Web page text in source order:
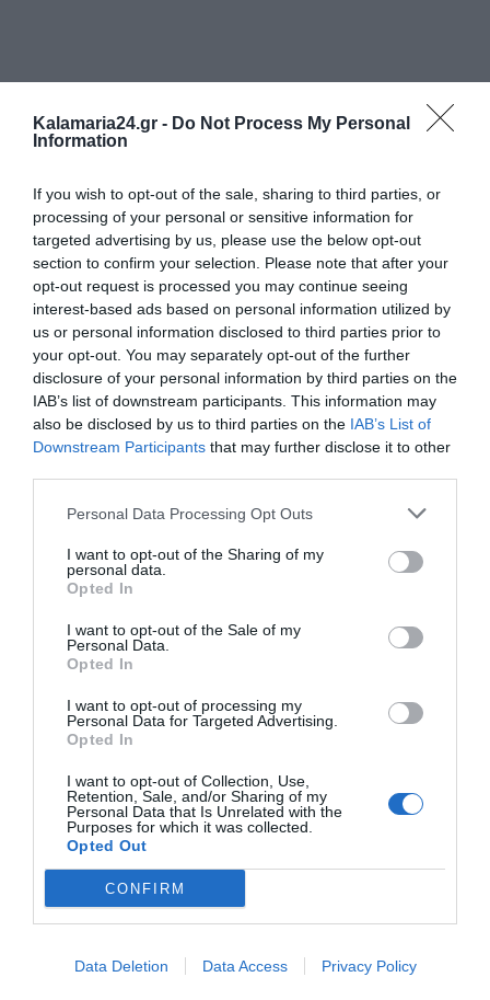
Kalamaria24.gr - Do Not Process My Personal
Information
If you wish to opt-out of the sale, sharing to third parties, or
processing of your personal or sensitive information for
targeted advertising by us, please use the below opt-out
section to confirm your selection. Please note that after your
opt-out request is processed you may continue seeing
interest-based ads based on personal information utilized by
us or personal information disclosed to third parties prior to
your opt-out. You may separately opt-out of the further
disclosure of your personal information by third parties on the
IAB’s list of downstream participants. This information may
also be disclosed by us to third parties on the IAB’s List of
Downstream Participants that may further disclose it to other
Personal Data Processing Opt Outs
I want to opt-out of the Sharing of my
personal data.
Opted In
I want to opt-out of the Sale of my
Personal Data.
Opted In
I want to opt-out of processing my
Personal Data for Targeted Advertising.
Opted In
I want to opt-out of Collection, Use,
Retention, Sale, and/or Sharing of my
Personal Data that Is Unrelated with the
Purposes for which it was collected.
Opted Out
CONFIRM
Data Deletion Data Access Privacy Policy